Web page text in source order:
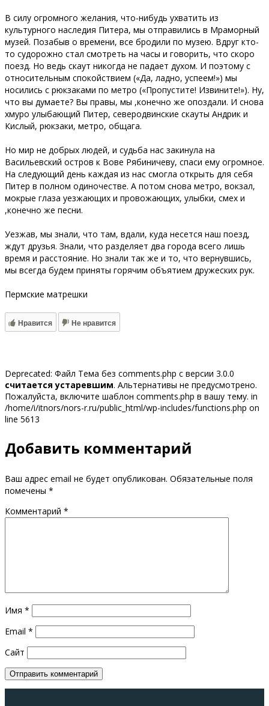
В силу огромного желания, что-нибудь ухватить из
культурного наследия Питера, мы отправились в Мраморный
музей. Позабыв о времени, все бродили по музею. Вдруг кто-
то судорожно стал смотреть на часы и говорить, что скоро
поезд. Но ведь скаут никогда не падает духом. И поэтому с
относительным спокойствием («Да, ладно, успеем!») мы
носились с рюкзаками по метро («Пропустите! Извините!»). Ну,
что вы думаете? Вы правы, мы ,конечно же опоздали. И снова
хмуро улыбающий Питер, северодвинские скауты Андрик и
Кислый, рюкзаки, метро, общага.
Но мир не добрых людей, и судьба нас закинула на
Васильевский остров к Вове Рябиничеву, спаси ему огромное.
На следующий день каждая из нас смогла открыть для себя
Питер в полном одиночестве. А потом снова метро, вокзал,
мокрые глаза уезжающих и провожающих, улыбки, смех и
,конечно же песни.
Уезжав, мы знали, что там, вдали, куда несется наш поезд,
ждут друзья. Знали, что разделяет два города всего лишь
время и расстояние. Но знали так же и то, что вернувшись,
мы всегда будем приняты горячим объятием дружеских рук.
Пермские матрешки
Нравится Не нравится
Deprecated: Файл Тема без comments.php с версии 3.0.0
считается устаревшим. Альтернативы не предусмотрено.
Пожалуйста, включите шаблон comments.php в вашу тему. in
/home/i/itnors/nors-r.ru/public_html/wp-includes/functions.php on
line 5613
Добавить комментарий
Ваш адрес email не будет опубликован. Обязательные поля
помечены *
Комментарий *
Имя *
Email *
Сайт